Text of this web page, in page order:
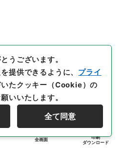
全画面
印刷
ダウンロード
うございます。
提供できるように、 プライ
いたクッキー（Cookie）の
いいたします。
全て同意